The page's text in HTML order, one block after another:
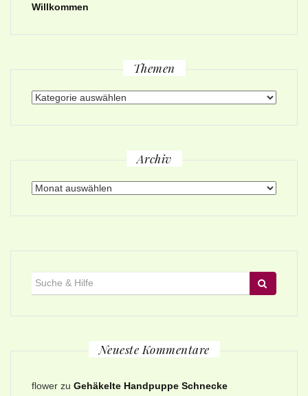
Willkommen
Themen
Themen
Archiv
Archiv
Neueste Kommentare
flower zu Gehäkelte Handpuppe Schnecke